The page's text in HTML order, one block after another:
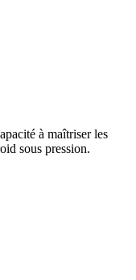
à maîtriser les
sous pression.